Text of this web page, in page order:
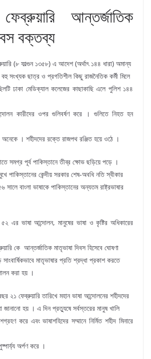
আন্তর্জাতিক
বক্তব্য
(৮ ফাল্গুন ১৩৫৮) এ আদেশ (অর্থাৎ ১৪৪ ধারা) অমান্য
বহু সংখ্যক ছাত্র ও প্রগতিশীল কিছু রাজনৈতিক কর্মী মিলে
ঢাকা মেডিক্যাল কলেজের কাছাকাছি এলে পুলিশ ১৪৪
কারীদের ওপর গুলিবর্ষণ করে । গুলিতে নিহত হন
। শহীদদের রক্তে রাজপথ রঞ্জিত হয়ে ওঠে ।
সমগ্র পূর্ব পাকিস্তানে তীব্র ক্ষোভ ছড়িয়ে পড়ে ।
পাকিস্তানের কেন্দীয় সরকার শেষ-অবধি নতি স্বীকার
বাংলা ভাষাকে পাকিস্তানের অন্যতম রাষ্ট্রভাষার
এর ভাষা আন্দোলন, মানুষের ভাষা ও কৃষ্টির অধিকারের
কে আন্তর্জাতিক মাতৃভাষা দিবস হিসেবে ঘোষণা
মাতৃভাষার প্রতি শ্রদ্ধা প্রকাশ করতে
করা হয় ।
২১ ফেব্রুয়ারি তারিখে মহান ভাষা আন্দোলনের শহীদদের
জানানো হয় । এ দিন প্রত্যুষে সর্বস্তরের মানুষ খালি
করে এবং ভাষাশহিদের সম্মানে নির্মিত শহীদ মিনারে
অর্পণ করে ।